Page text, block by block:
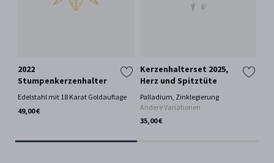
2022
Stumpenkerzenhalter
Edelstahl mit 18 Karat Goldauflage
49,00 €
Kerzenhalterset 2025,
Herz und Spitztüte
Palladium, Zinklegierung
Andere Variationen
35,00 €